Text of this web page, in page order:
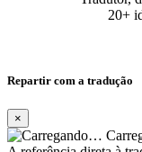
20+
Repartir com a tradução
×